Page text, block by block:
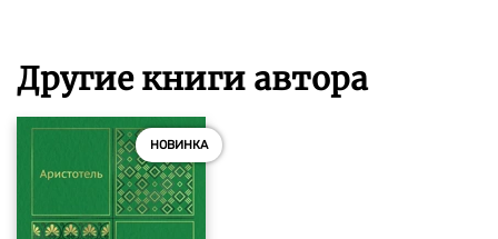
Другие книги автора
НОВИНКА